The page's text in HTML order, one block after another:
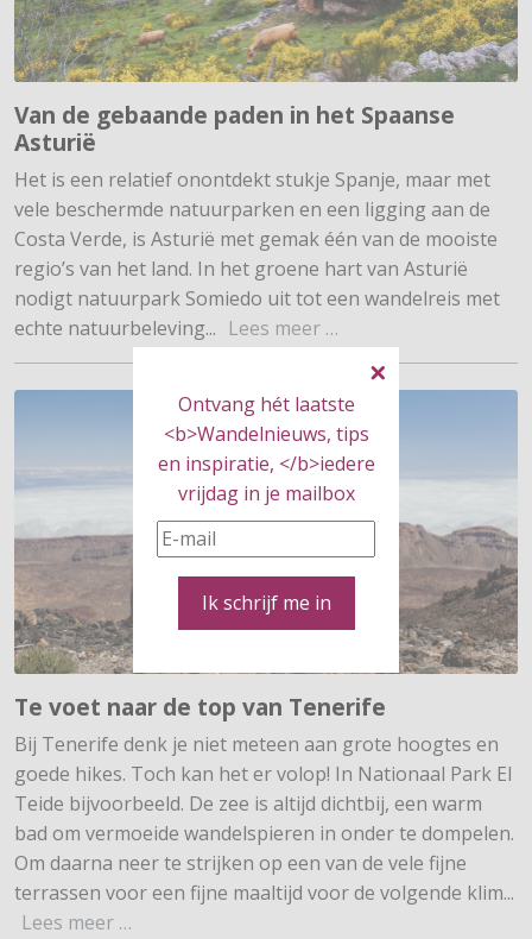
Ontvang hét laatste
<b>Wandelnieuws, tips
en inspiratie, </b>iedere
vrijdag in je mailbox
Ik schrijf me in
Van de gebaande paden in het Spaanse
Asturië
Het is een relatief onontdekt stukje Spanje, maar met
vele beschermde natuurparken en een ligging aan de
Costa Verde, is Asturië met gemak één van de mooiste
regio’s van het land. In het groene hart van Asturië
nodigt natuurpark Somiedo uit tot een wandelreis met
echte natuurbeleving... Lees meer …
Te voet naar de top van Tenerife
Bij Tenerife denk je niet meteen aan grote hoogtes en
goede hikes. Toch kan het er volop! In Nationaal Park El
Teide bijvoor­beeld. De zee is altijd dichtbij, een warm
bad om vermoeide wandelspieren in onder te dompelen.
Om daarna neer te strijken op een van de vele fijne
terrassen voor een fijne maaltijd voor de volgende klim...
Lees meer …